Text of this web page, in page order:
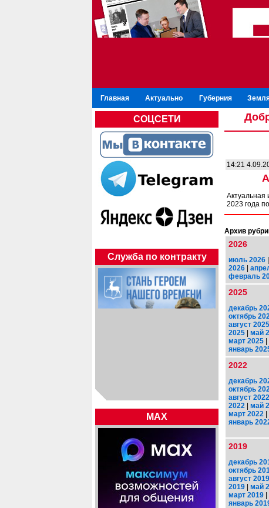
Главная Актуально Губерния
СОЦСЕТИ
Служба по контракту
MAX
14:21
Актуальная
2023 года
Архив
2026
июль 2026 |
2026 |
февраль
2025
декабрь
октябрь
август 2025
2025 | май
март 2025 |
январь
2022
декабрь
октябрь
август 2022
2022 | май
март 2022 |
январь
2019
декабрь
октябрь
август 2019
2019 | май
март 2019 |
январь